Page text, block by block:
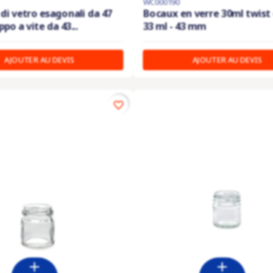
vetro esagonali da 47
a vite da 43...
AJOUTER AU DEVIS
Bocaux en verre 30ml twist
33 ml - 43 mm
AJOUTER AU DEVIS
favorite_border